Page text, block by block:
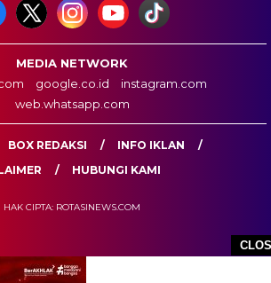
MEDIA NETWORK
google.co.id
instagram.com
web.whatsapp.com
BOX REDAKSI
INFO IKLAN
HUBUNGI KAMI
HAK CIPTA: ROTASINEWS.COM